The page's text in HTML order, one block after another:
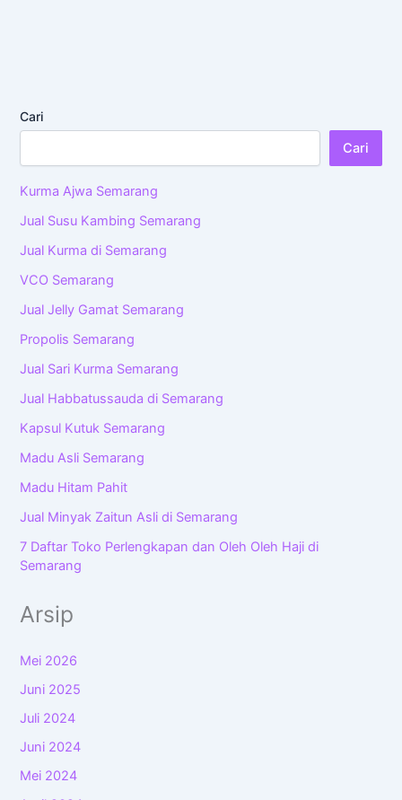
Cari
Cari
Kurma Ajwa Semarang
Jual Susu Kambing Semarang
Jual Kurma di Semarang
VCO Semarang
Jual Jelly Gamat Semarang
Propolis Semarang
Jual Sari Kurma Semarang
Jual Habbatussauda di Semarang
Kapsul Kutuk Semarang
Madu Asli Semarang
Madu Hitam Pahit
Jual Minyak Zaitun Asli di Semarang
7 Daftar Toko Perlengkapan dan Oleh Oleh Haji di
Semarang
Arsip
Mei 2026
Juni 2025
Juli 2024
Juni 2024
Mei 2024